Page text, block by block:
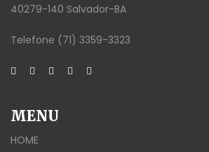
40279-140 Salvador-BA
Telefone (71) 3359-3323
MENU
HOME